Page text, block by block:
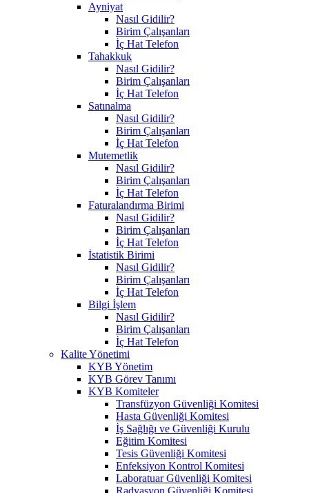
Ayniyat
Nasıl Gidilir?
Birim Çalışanları
İç Hat Telefon
Tahakkuk
Nasıl Gidilir?
Birim Çalışanları
İç Hat Telefon
Satınalma
Nasıl Gidilir?
Birim Çalışanları
İç Hat Telefon
Mutemetlik
Nasıl Gidilir?
Birim Çalışanları
İç Hat Telefon
Faturalandırma Birimi
Nasıl Gidilir?
Birim Çalışanları
İç Hat Telefon
İstatistik Birimi
Nasıl Gidilir?
Birim Çalışanları
İç Hat Telefon
Bilgi İşlem
Nasıl Gidilir?
Birim Çalışanları
İç Hat Telefon
Kalite Yönetimi
KYB Yönetim
KYB Görev Tanımı
KYB Komiteler
Transfüzyon Güvenliği Komitesi
Hasta Güvenliği Komitesi
İş Sağlığı ve Güvenliği Kurulu
Eğitim Komitesi
Tesis Güvenliği Komitesi
Enfeksiyon Kontrol Komitesi
Laboratuar Güvenliği Komitesi
Radyasyon Güvenliği Komitesi